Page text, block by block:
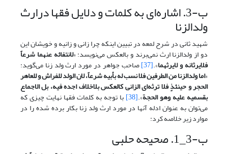
ب-3. اشاره‌ای به کلمات و دلایل فقها درارث
ولدالزنا
شهید ثانی در شرح لمعه در تبیین اینکه چرا زانی و زانیه و خویشان این
دو از ولدالزنا ارث نمی‌برند و بالعکس می‌نویسد: «لانتفائه عنهما شرعاً
فلایرثانه و لایرثهما».
[37] صاحب جواهر در مورد ارث ولد زنا می‌گوید:
«اما ولدالزنا من الطرفین فلا نسب له بأبیه شرعاً، لان الولد للفراش و للعاهر
الحجر و حینئذٍ فلا ترثه‌ای الزانی کالعکس بلاخلاف اجده فیه، بل الاجماع
بقسمیه علیه وهو الحجة».
[38] با توجه به کلمات فقها نهایت چیزی که
می‌توان به عنوان ادله آنها در مورد ارث ولد زنا بکار برده شده را در
موارد زیر خلاصه کرد:
ب-3_1. صحیحه حلبی